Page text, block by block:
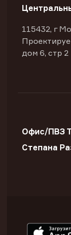
115432, г
дом 6, стр 2
Офис/ПВЗ
Степана